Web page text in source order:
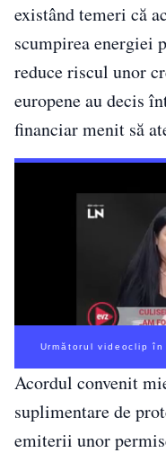
existând temeri că
scumpirea energiei
reduce riscul unor
europene au decis
financiar menit să
Următorul videoclip în
Acordul convenit
suplimentare de
emiterii unor